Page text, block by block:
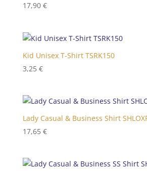
17,90 €
Kid Unisex T-Shirt TSRK150
3,25 €
Lady Casual & Business Shirt
17,65 €